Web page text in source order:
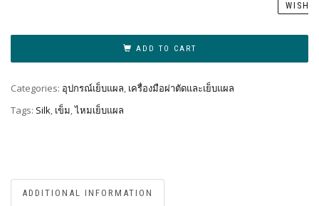
ADD TO CART
Categories: อุปกรณ์เย็บแผล, เครื่องมือผ่าตัดและเย็บแผล
Tags: Silk, เข็ม,ไหมเย็บแผล
ADDITIONAL INFORMATION